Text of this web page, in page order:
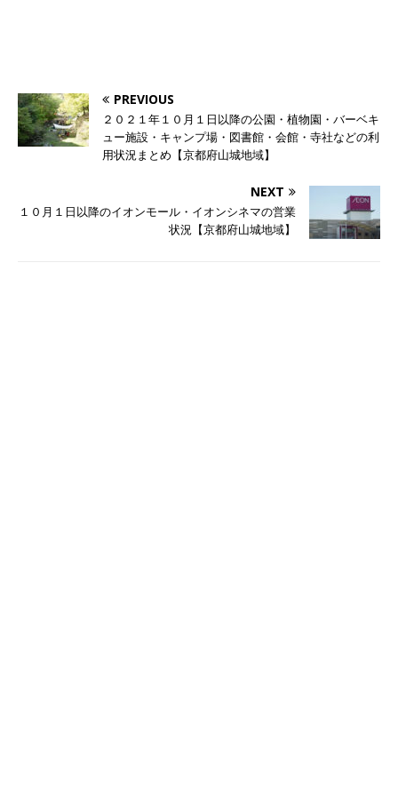
PREVIOUS
２０２１年１０月１日以降の公園・植物園・バーベキ
ュー施設・キャンプ場・図書館・会館・寺社などの利
用状況まとめ【京都府山城地域】
NEXT
１０月１日以降のイオンモール・イオンシネマの営業
状況【京都府山城地域】